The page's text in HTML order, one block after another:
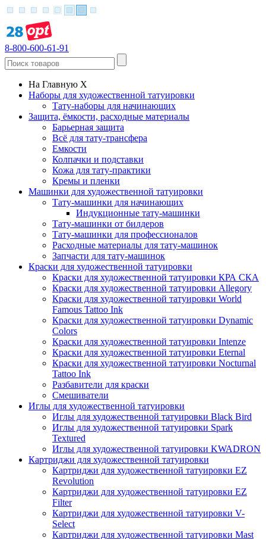
8-800-600-61-91
На Главную X
Наборы для художественной татуировки
Тату-наборы для начинающих
Защита, ёмкости, расходные материалы
Барьерная защита
Всё для тату-трансфера
Емкости
Колпачки и подставки
Кожа для тату-практики
Кремы и пленки
Машинки для художественной татуировки
Тату-машинки для начинающих
Индукционные тату-машинки
Тату-машинки от билдеров
Тату-машинки для профессионалов
Расходные материалы для тату-машинок
Запчасти для тату-машинок
Краски для художественной татуировки
Краски для художественной татуировки КРА СКА
Краски для художественной татуировки Allegory
Краски для художественной татуировки World
Famous Tattoo Ink
Краски для художественной татуировки Dynamic
Colors
Краски для художественной татуировки Intenze
Краски для художественной татуировки Eternal
Краски для художественной татуировки Nocturnal
Tattoo Ink
Разбавители для краски
Смешиватели
Иглы для художественной татуировки
Иглы для художественной татуировки Black Bird
Иглы для художественной татуировки Spark
Textured
Иглы для художественной татуировки KWADRON
Картриджи для художественной татуировки
Картриджи для художественной татуировки EZ
Revolution
Картриджи для художественной татуировки EZ
Filter
Картриджи для художественной татуировки V-
Select
Картриджи для художественной татуировки Mast